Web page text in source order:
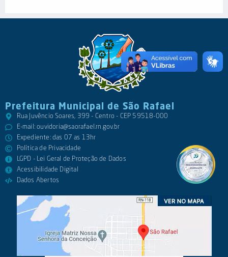
Prefeitura Municipal de São Rafael
Rua Juvêncio Soares, 399 - Centro - CEP 59518-000
E-mail:ouvidoria@saorafael.rn.gov.br
Expediente: das 07 as 13hr
Política de Privacidade
LGPD - Lei Geral de Proteção de Dados
Acessibilidade Digital
Dados Abertos